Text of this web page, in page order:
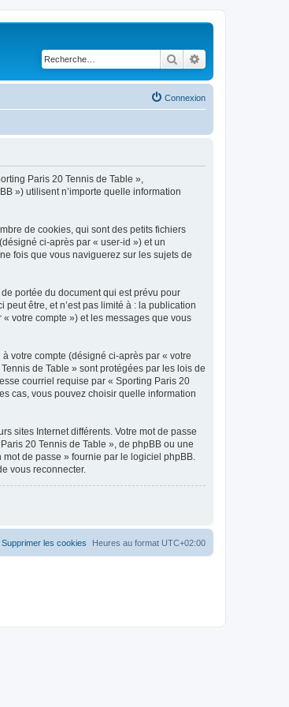
Rechercher
Connexion
Paris 20 Tennis de Table »,
») utilisent n’importe quelle information
de cookies, qui sont des petits fichiers
ci-après par « user-id ») et un
fois que vous naviguerez sur les sujets de
portée du document qui est prévu pour
être, et n’est pas limité à : la publication
votre compte ») et les messages que vous
votre compte (désigné ci-après par « votre
de Table » sont protégées par les lois de
courriel requise par « Sporting Paris 20
cas, vous pouvez choisir quelle information
sites Internet différents. Votre mot de passe
20 Tennis de Table », de phpBB ou une
de passe » fournie par le logiciel phpBB.
vous reconnecter.
Heures au format UTC+02:00
Supprimer les cookies